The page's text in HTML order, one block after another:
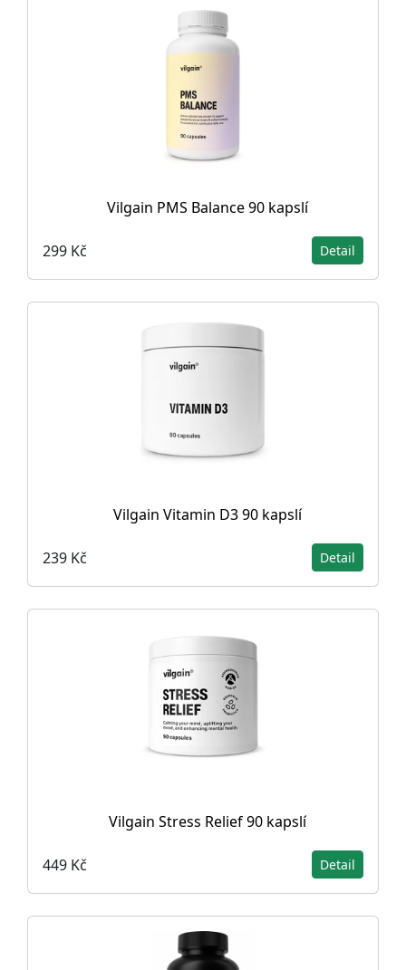
Vilgain PMS Balance 90 kapslí
299 Kč Detail
Vilgain Vitamin D3 90 kapslí
239 Kč Detail
Vilgain Stress Relief 90 kapslí
449 Kč Detail